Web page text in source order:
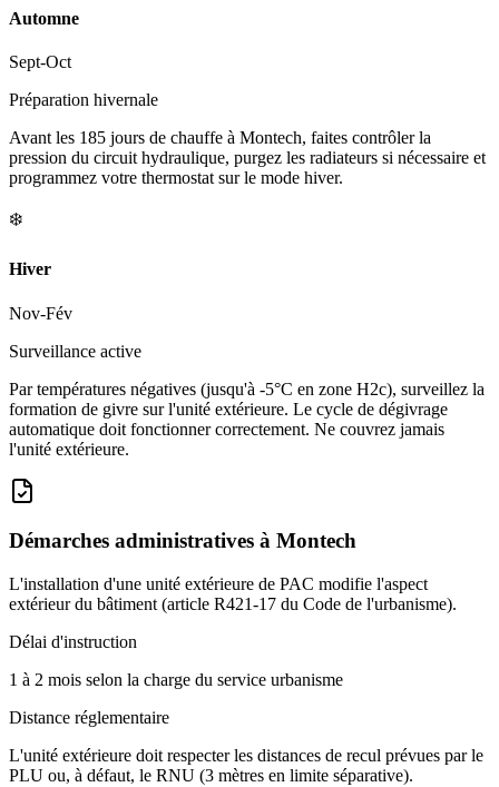
Automne
Sept-Oct
Préparation hivernale
Avant les 185 jours de chauffe à Montech, faites contrôler la
pression du circuit hydraulique, purgez les radiateurs si nécessaire et
programmez votre thermostat sur le mode hiver.
❄️
Hiver
Nov-Fév
Surveillance active
Par températures négatives (jusqu'à -5°C en zone H2c), surveillez la
formation de givre sur l'unité extérieure. Le cycle de dégivrage
automatique doit fonctionner correctement. Ne couvrez jamais
l'unité extérieure.
Démarches administratives à Montech
L'installation d'une unité extérieure de PAC modifie l'aspect
extérieur du bâtiment (article R421-17 du Code de l'urbanisme).
Délai d'instruction
1 à 2 mois selon la charge du service urbanisme
Distance réglementaire
L'unité extérieure doit respecter les distances de recul prévues par le
PLU ou, à défaut, le RNU (3 mètres en limite séparative).